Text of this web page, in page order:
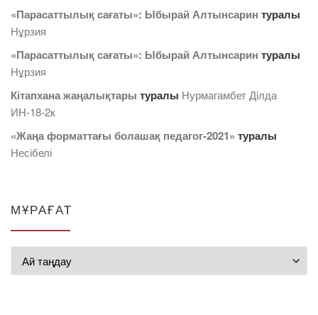
«Парасаттылық сағаты»: Ыбырай Алтынсарин туралы
Нұрзия
«Парасаттылық сағаты»: Ыбырай Алтынсарин туралы
Нұрзия
Кітапхана жаңалықтары туралы Нурмагамбет Дiлда
ИН-18-2к
«Жаңа форматтағы болашақ педагог-2021» туралы
Несібелі
МҰРАҒАТ